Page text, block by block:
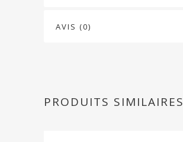
AVIS (0)
PRODUITS SIMILAIRES